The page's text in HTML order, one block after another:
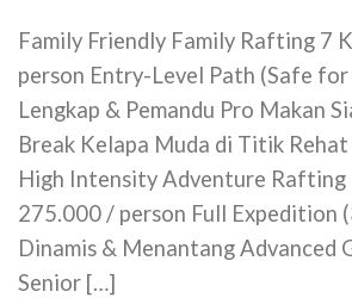
Family Friendly Family Rafting 7
person Entry-Level Path (Safe
Lengkap & Pemandu Pro Makan
Break Kelapa Muda di Titik Rehat
High Intensity Adventure Rafting
275.000 / person Full Expedition
Dinamis & Menantang Advanced
Senior […]